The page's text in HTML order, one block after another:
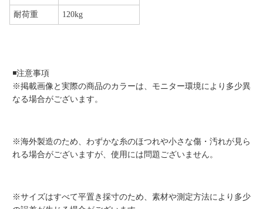
耐荷重 120kg
◾️注意事項
※掲載画像と実際の商品のカラーは、モニター環境により多少異
なる場合がございます。
※海外製造のため、わずかな糸のほつれや小さな傷・汚れが見ら
れる場合がございますが、使用には問題ございません。
※サイズはすべて平置き採寸のため、素材や測定方法により多少